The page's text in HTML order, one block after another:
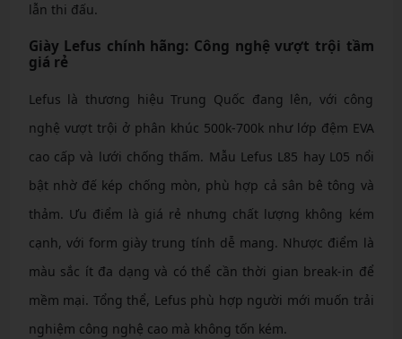
lẫn thi đấu.
Giày Lefus chính hãng: Công nghệ vượt trội tầm
giá rẻ
Lefus là thương hiệu Trung Quốc đang lên, với công
nghệ vượt trội ở phân khúc 500k-700k như lớp đệm EVA
cao cấp và lưới chống thấm. Mẫu Lefus L85 hay L05 nổi
bật nhờ đế kép chống mòn, phù hợp cả sân bê tông và
thảm. Ưu điểm là giá rẻ nhưng chất lượng không kém
cạnh, với form giày trung tính dễ mang. Nhược điểm là
màu sắc ít đa dạng và có thể cần thời gian break-in để
mềm mại. Tổng thể, Lefus phù hợp người mới muốn trải
nghiệm công nghệ cao mà không tốn kém.